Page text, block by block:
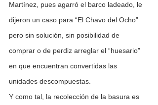
Martínez, pues agarró el barco ladeado, le
dijeron un caso para “El Chavo del Ocho”
pero sin solución, sin posibilidad de
comprar o de perdiz arreglar el “huesario”
en que encuentran convertidas las
unidades descompuestas.
Y como tal, la recolección de la basura es